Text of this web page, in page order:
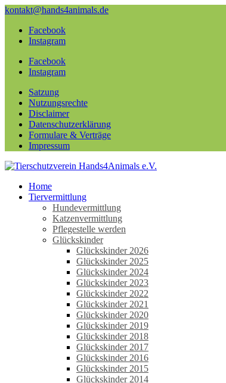
kontakt@hands4animals.de
Facebook
Instagram
Facebook
Instagram
Satzung
Nutzungsrechte
Disclaimer
Datenschutzerklärung
Formulare & Verträge
Impressum
Home
Tiervermittlung
Hundevermittlung
Katzenvermittlung
Pflegestelle werden
Glückskinder
Glückskinder 2026
Glückskinder 2025
Glückskinder 2024
Glückskinder 2023
Glückskinder 2022
Glückskinder 2021
Glückskinder 2020
Glückskinder 2019
Glückskinder 2018
Glückskinder 2017
Glückskinder 2016
Glückskinder 2015
Glückskinder 2014